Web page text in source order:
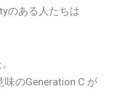
ある人たちは
のGeneration C が